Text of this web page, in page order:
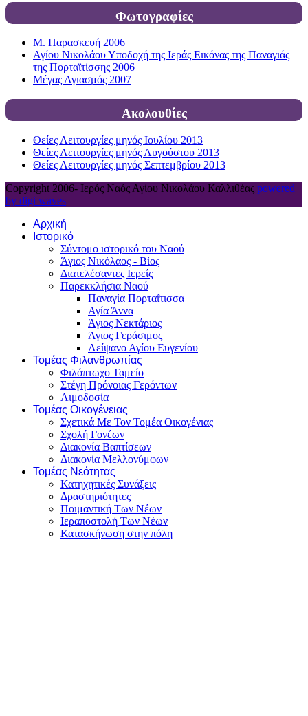
Φωτογραφίες
Μ. Παρασκευή 2006
Αγίου Νικολάου Υποδοχή της Ιεράς Εικόνας της Παναγιάς
της Πορταϊτίσσης 2006
Μέγας Αγιασμός 2007
Ακολουθίες
Θείες Λειτουργίες μηνός Ιουλίου 2013
Θείες Λειτουργίες μηνός Αυγούστου 2013
Θείες Λειτουργίες μηνός Σεπτεμβρίου 2013
Copyright 2006- Ιερός Ναός Αγίου Νικολάου Καλλιθέας powered
by digi waves
Αρχική
Ιστορικό
Σύντομο ιστορικό του Ναού
Άγιος Νικόλαος - Βίος
Διατελέσαντες Ιερείς
Παρεκκλήσια Ναού
Παναγία Πορταΐτισσα
Αγία Άννα
Άγιος Νεκτάριος
Άγιος Γεράσιμος
Λείψανο Αγίου Ευγενίου
Τομέας Φιλανθρωπίας
Φιλόπτωχο Ταμείο
Στέγη Πρόνοιας Γερόντων
Αιμοδοσία
Τομέας Οικογένειας
Σχετικά Με Τον Τομέα Οικογένιας
Σχολή Γονέων
Διακονία Βαπτίσεων
Διακονία Μελλονύμφων
Τομέας Νεότητας
Κατηχητικές Συνάξεις
Δραστηριότητες
Ποιμαντική Των Νέων
Ιεραποστολή Των Νέων
Κατασκήνωση στην πόλη